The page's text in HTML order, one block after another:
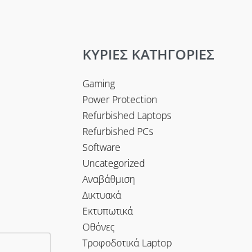
ΚΥΡΙΕΣ ΚΑΤΗΓΟΡΙΕΣ
Gaming
Power Protection
Refurbished Laptops
Refurbished PCs
Software
Uncategorized
Αναβάθμιση
Δικτυακά
Εκτυπωτικά
Οθόνες
Τροφοδοτικά Laptop